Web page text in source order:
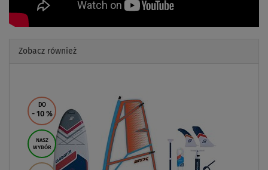
Zobacz również
DO
- 10 %
NASZ
WYBÓR